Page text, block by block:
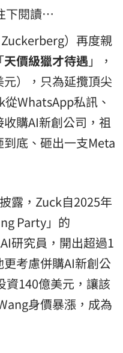
下閱讀…
）再度親
天價級獵才待遇 」，
），只為延攬頂尖
WhatsApp私訊、
購AI新創公司，祖
底、砸出一支Meta
露，Zuck自2025年
Party」的
研究員，開出超過1
考慮併購AI新創公
140億美元，讓該
身價暴漲，成為